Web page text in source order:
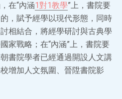
在“內涵1對1教學”上，書院要
，賦予經學以現代形態，同時
相結合，將經學研討與古典學
家戰略；在“內涵”上，書院要
書院學者已經通過開設人文講
增加人文氛圍、晉陞書院影